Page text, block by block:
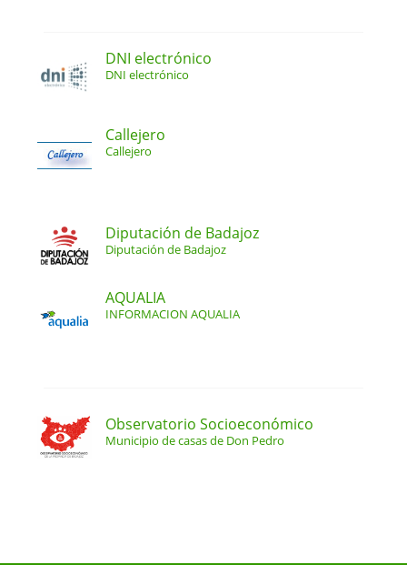
DNI electrónico
DNI electrónico
Callejero
Callejero
Diputación de Badajoz
Diputación de Badajoz
AQUALIA
INFORMACION AQUALIA
Observatorio Socioeconómico
Municipio de casas de Don Pedro